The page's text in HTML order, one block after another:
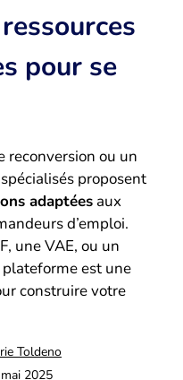
pour se
reconversion ou un
proposent
adaptées aux
d’emploi.
une VAE, ou un
est une
construire votre
Toldeno
2025